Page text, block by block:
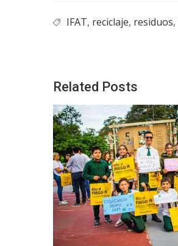
IFAT, reciclaje, residuos,
Related Posts